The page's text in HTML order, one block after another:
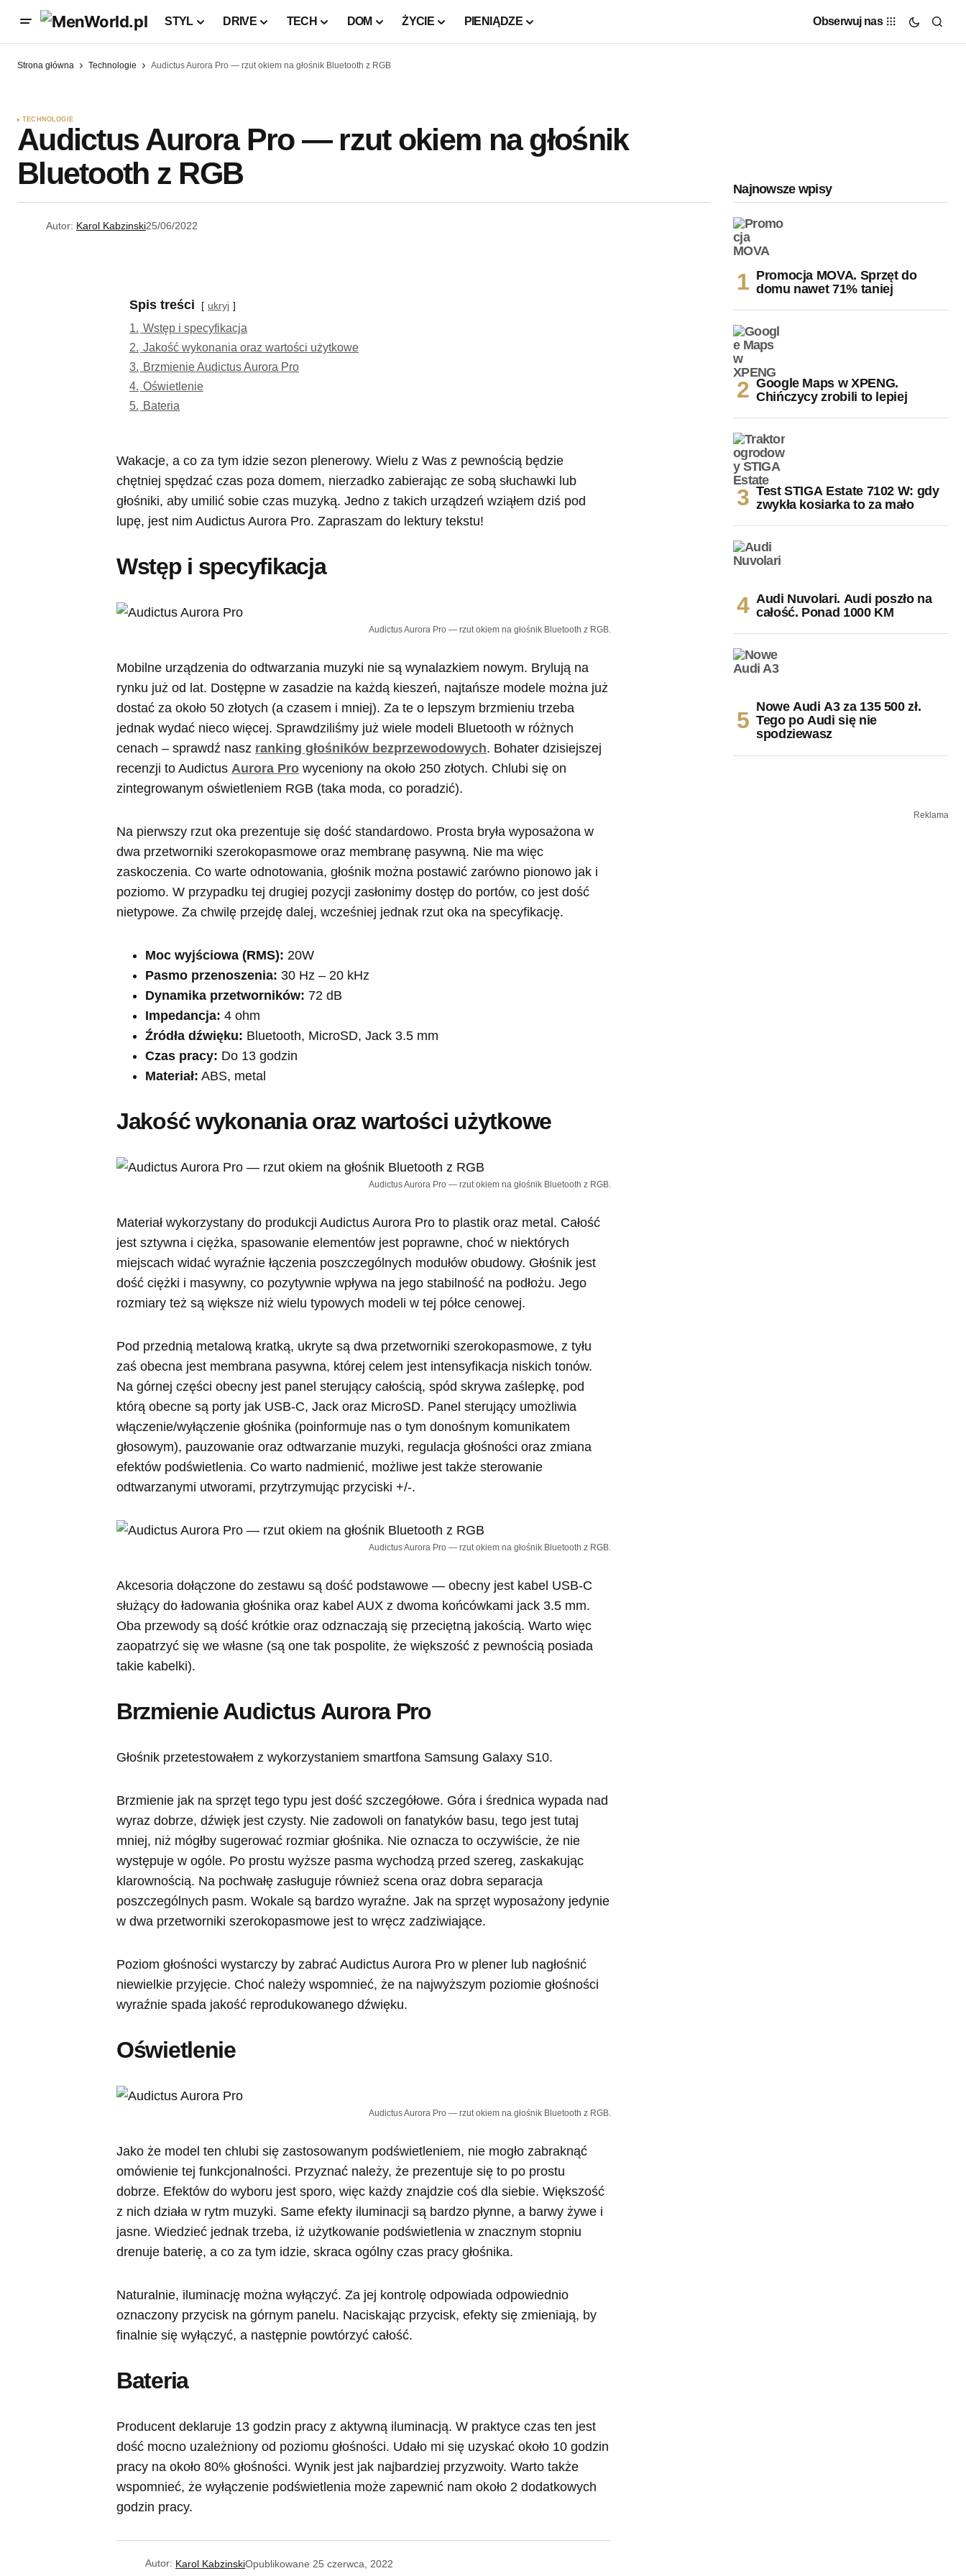
STYL DRIVE TECH DOM ŻYCIE PIENIĄDZE Obserwuj nas
Strona główna Technologie Audictus Aurora Pro — rzut okiem na głośnik Bluetooth z RGB
TECHNOLOGIE
Audictus Aurora Pro — rzut okiem na głośnik
Bluetooth z RGB
Autor: Karol Kabzinski25/06/2022
Spis treści ukryj
1. Wstęp i specyfikacja
2. Jakość wykonania oraz wartości użytkowe
3. Brzmienie Audictus Aurora Pro
4. Oświetlenie
5. Bateria
Wakacje, a co za tym idzie sezon plenerowy. Wielu z Was z pewnością będzie
chętniej spędzać czas poza domem, nierzadko zabierając ze sobą słuchawki lub
głośniki, aby umilić sobie czas muzyką. Jedno z takich urządzeń wziąłem dziś pod
lupę, jest nim Audictus Aurora Pro. Zapraszam do lektury tekstu!
Wstęp i specyfikacja
Audictus Aurora Pro — rzut okiem na głośnik Bluetooth z RGB.
Mobilne urządzenia do odtwarzania muzyki nie są wynalazkiem nowym. Brylują na
rynku już od lat. Dostępne w zasadzie na każdą kieszeń, najtańsze modele można już
dostać za około 50 złotych (a czasem i mniej). Za te o lepszym brzmieniu trzeba
jednak wydać nieco więcej. Sprawdziliśmy już wiele modeli Bluetooth w różnych
cenach – sprawdź nasz ranking głośników bezprzewodowych. Bohater dzisiejszej
recenzji to Audictus Aurora Pro wyceniony na około 250 złotych. Chlubi się on
zintegrowanym oświetleniem RGB (taka moda, co poradzić).
Na pierwszy rzut oka prezentuje się dość standardowo. Prosta bryła wyposażona w
dwa przetworniki szerokopasmowe oraz membranę pasywną. Nie ma więc
zaskoczenia. Co warte odnotowania, głośnik można postawić zarówno pionowo jak i
poziomo. W przypadku tej drugiej pozycji zasłonimy dostęp do portów, co jest dość
nietypowe. Za chwilę przejdę dalej, wcześniej jednak rzut oka na specyfikację.
Moc wyjściowa (RMS): 20W
Pasmo przenoszenia: 30 Hz – 20 kHz
Dynamika przetworników: 72 dB
Impedancja: 4 ohm
Źródła dźwięku: Bluetooth, MicroSD, Jack 3.5 mm
Czas pracy: Do 13 godzin
Materiał: ABS, metal
Jakość wykonania oraz wartości użytkowe
Audictus Aurora Pro — rzut okiem na głośnik Bluetooth z RGB.
Materiał wykorzystany do produkcji Audictus Aurora Pro to plastik oraz metal. Całość
jest sztywna i ciężka, spasowanie elementów jest poprawne, choć w niektórych
miejscach widać wyraźnie łączenia poszczególnych modułów obudowy. Głośnik jest
dość ciężki i masywny, co pozytywnie wpływa na jego stabilność na podłożu. Jego
rozmiary też są większe niż wielu typowych modeli w tej półce cenowej.
Pod przednią metalową kratką, ukryte są dwa przetworniki szerokopasmowe, z tyłu
zaś obecna jest membrana pasywna, której celem jest intensyfikacja niskich tonów.
Na górnej części obecny jest panel sterujący całością, spód skrywa zaślepkę, pod
którą obecne są porty jak USB-C, Jack oraz MicroSD. Panel sterujący umożliwia
włączenie/wyłączenie głośnika (poinformuje nas o tym donośnym komunikatem
głosowym), pauzowanie oraz odtwarzanie muzyki, regulacja głośności oraz zmiana
efektów podświetlenia. Co warto nadmienić, możliwe jest także sterowanie
odtwarzanymi utworami, przytrzymując przyciski +/-.
Audictus Aurora Pro — rzut okiem na głośnik Bluetooth z RGB.
Akcesoria dołączone do zestawu są dość podstawowe — obecny jest kabel USB-C
służący do ładowania głośnika oraz kabel AUX z dwoma końcówkami jack 3.5 mm.
Oba przewody są dość krótkie oraz odznaczają się przeciętną jakością. Warto więc
zaopatrzyć się we własne (są one tak pospolite, że większość z pewnością posiada
takie kabelki).
Brzmienie Audictus Aurora Pro
Głośnik przetestowałem z wykorzystaniem smartfona Samsung Galaxy S10.
Brzmienie jak na sprzęt tego typu jest dość szczegółowe. Góra i średnica wypada nad
wyraz dobrze, dźwięk jest czysty. Nie zadowoli on fanatyków basu, tego jest tutaj
mniej, niż mógłby sugerować rozmiar głośnika. Nie oznacza to oczywiście, że nie
występuje w ogóle. Po prostu wyższe pasma wychodzą przed szereg, zaskakując
klarownością. Na pochwałę zasługuje również scena oraz dobra separacja
poszczególnych pasm. Wokale są bardzo wyraźne. Jak na sprzęt wyposażony jedynie
w dwa przetworniki szerokopasmowe jest to wręcz zadziwiające.
Poziom głośności wystarczy by zabrać Audictus Aurora Pro w plener lub nagłośnić
niewielkie przyjęcie. Choć należy wspomnieć, że na najwyższym poziomie głośności
wyraźnie spada jakość reprodukowanego dźwięku.
Oświetlenie
Audictus Aurora Pro — rzut okiem na głośnik Bluetooth z RGB.
Jako że model ten chlubi się zastosowanym podświetleniem, nie mogło zabraknąć
omówienie tej funkcjonalności. Przyznać należy, że prezentuje się to po prostu
dobrze. Efektów do wyboru jest sporo, więc każdy znajdzie coś dla siebie. Większość
z nich działa w rytm muzyki. Same efekty iluminacji są bardzo płynne, a barwy żywe i
jasne. Wiedzieć jednak trzeba, iż użytkowanie podświetlenia w znacznym stopniu
drenuje baterię, a co za tym idzie, skraca ogólny czas pracy głośnika.
Naturalnie, iluminację można wyłączyć. Za jej kontrolę odpowiada odpowiednio
oznaczony przycisk na górnym panelu. Naciskając przycisk, efekty się zmieniają, by
finalnie się wyłączyć, a następnie powtórzyć całość.
Bateria
Producent deklaruje 13 godzin pracy z aktywną iluminacją. W praktyce czas ten jest
dość mocno uzależniony od poziomu głośności. Udało mi się uzyskać około 10 godzin
pracy na około 80% głośności. Wynik jest jak najbardziej przyzwoity. Warto także
wspomnieć, że wyłączenie podświetlenia może zapewnić nam około 2 dodatkowych
godzin pracy.
Autor: Karol KabzinskiOpublikowane 25 czerwca, 2022
Najnowsze wpisy
Promocja MOVA. Sprzęt do
domu nawet 71% taniej
Google Maps w XPENG.
Chińczycy zrobili to lepiej
Test STIGA Estate 7102 W: gdy
zwykła kosiarka to za mało
Audi Nuvolari. Audi poszło na
całość. Ponad 1000 KM
Nowe Audi A3 za 135 500 zł.
Tego po Audi się nie
spodziewasz
Reklama